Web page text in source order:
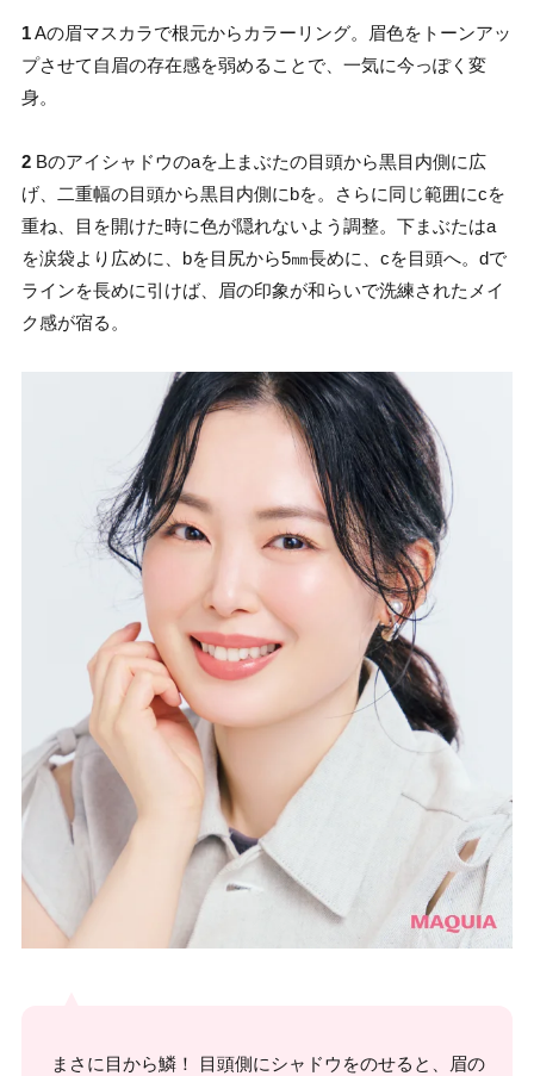
1Aの眉マスカラで根元からカラーリング。眉色をトーンアッ
プさせて自眉の存在感を弱めることで、一気に今っぽく変
身。
2 Bのアイシャドウのaを上まぶたの目頭から黒目内側に広
げ、二重幅の目頭から黒目内側にbを。さらに同じ範囲にcを
重ね、目を開けた時に色が隠れないよう調整。下まぶたはa
を涙袋より広めに、bを目尻から5㎜長めに、cを目頭へ。dで
ラインを長めに引けば、眉の印象が和らいで洗練されたメイ
ク感が宿る。
まさに目から鱗！ 目頭側にシャドウをのせると、眉の